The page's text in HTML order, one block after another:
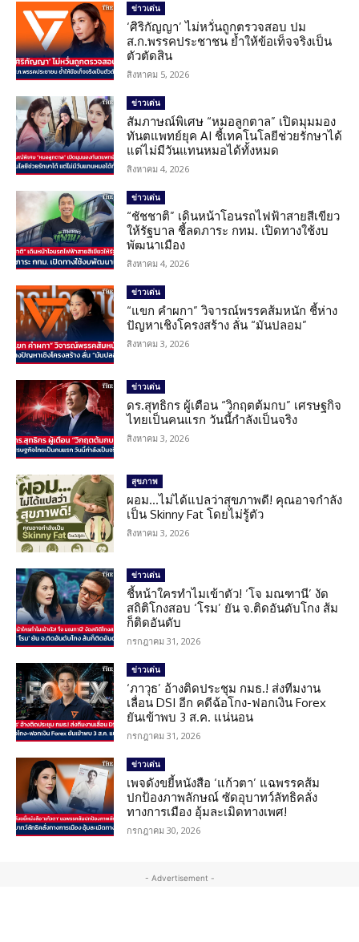
ข่าวเด่น
‘ศิริกัญญา’ ไม่หวั่นถูกตรวจสอบ ปม
ส.ก.พรรคประชาชน ย้ำให้ข้อเท็จจริงเป็น
ตัวตัดสิน
สิงหาคม 5, 2026
ข่าวเด่น
สัมภาษณ์พิเศษ “หมอลูกตาล” เปิดมุมมอง
ทันตแพทย์ยุค AI ชี้เทคโนโลยีช่วยรักษาได้
แต่ไม่มีวันแทนหมอได้ทั้งหมด
สิงหาคม 4, 2026
ข่าวเด่น
“ชัชชาติ” เดินหน้าโอนรถไฟฟ้าสายสีเขียว
ให้รัฐบาล ชี้ลดภาระ กทม. เปิดทางใช้งบ
พัฒนาเมือง
สิงหาคม 4, 2026
ข่าวเด่น
“แขก คำผกา” วิจารณ์พรรคส้มหนัก ชี้ห่าง
ปัญหาเชิงโครงสร้าง ลั่น “มันปลอม”
สิงหาคม 3, 2026
ข่าวเด่น
ดร.สุทธิกร ผู้เตือน “วิกฤตต้มกบ” เศรษฐกิจ
ไทยเป็นคนแรก วันนี้กำลังเป็นจริง
สิงหาคม 3, 2026
สุขภาพ
ผอม…ไม่ได้แปลว่าสุขภาพดี! คุณอาจกำลัง
เป็น Skinny Fat โดยไม่รู้ตัว
สิงหาคม 3, 2026
ข่าวเด่น
ชี้หน้าใครทำไมเข้าตัว! ‘โจ มณฑานี’ งัด
สถิติโกงสอบ ‘โรม’ ยัน จ.ติดอันดับโกง ส้ม
ก็ติดอันดับ
กรกฎาคม 31, 2026
ข่าวเด่น
‘ภาวุธ’ อ้างติดประชุม กมธ.! ส่งทีมงาน
เลื่อน DSI อีก คดีฉ้อโกง-ฟอกเงิน Forex
ยันเข้าพบ 3 ส.ค. แน่นอน
กรกฎาคม 31, 2026
ข่าวเด่น
เพจดังขยี้หนังสือ ‘แก้วตา’ แฉพรรคส้ม
ปกป้องภาพลักษณ์ ซัดอุบาทว์ลัทธิคลั่ง
ทางการเมือง อุ้มละเมิดทางเพศ!
กรกฎาคม 30, 2026
- Advertisement -